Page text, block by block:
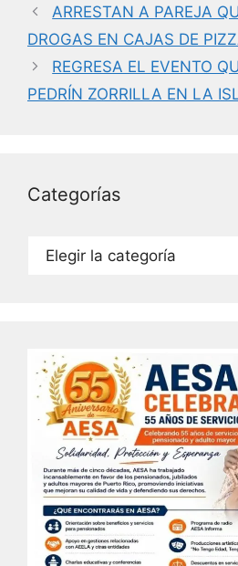
e
b
o
o
er e
dI
n
l
ARRESTAN A PAREJA
DROGAS EN CAJAS DE
REGRESA EL EVENTO
PEDRÍN ZORRILLA EN LA
Categorías
Categorías